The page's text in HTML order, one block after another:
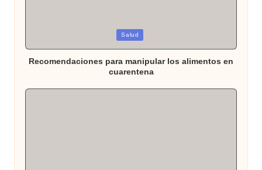
Salud
Recomendaciones para manipular los alimentos en
cuarentena